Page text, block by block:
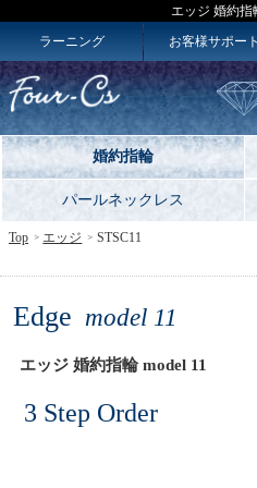
エッジ 婚約指
ラーニング
お客様サポート
婚約指輪
パールネックレス
Edge model 11
エッジ 婚約指輪 model 11
3 Step Order
Top エッジ STSC11